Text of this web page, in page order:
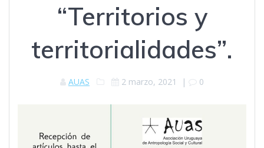
“Territorios y
territorialidades”.
AUAS 2 marzo, 2021 | 0